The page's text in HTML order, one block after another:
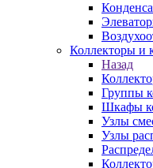
Коллекторы и
Назад
Группы
Шкафы
Узлы
Узлы